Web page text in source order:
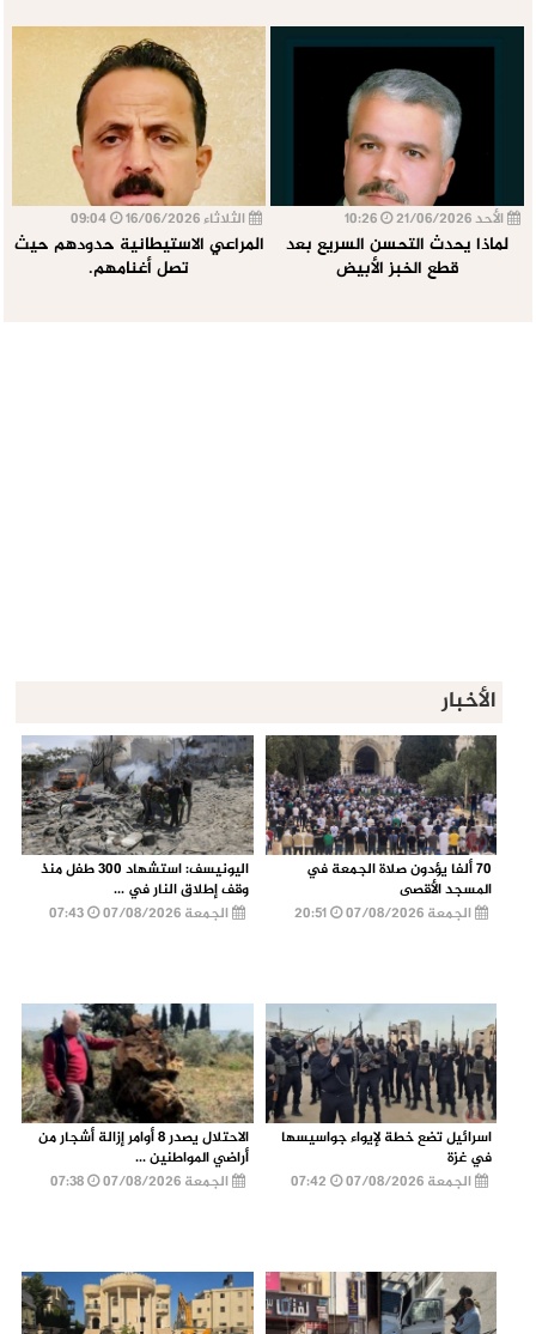
الأحد 21/06/2026
لماذا يحدث التحسن السريع بعد
قطع الخبز الأبيض
الثلاثاء 16/06/2026
المراعي الاستيطانية حدودهم حيث
تصل أغنامهم.
الأخبار
70 ألفا يؤدون صلاة الجمعة في
المسجد الأقصى
الجمعة 07/08/2026
اليونيسف: استشهاد 300 طفل منذ
وقف إطلاق النار في ...
الجمعة 07/08/2026
07:43
اسرائيل تضع خطة لإيواء جواسيسها
في غزة
الجمعة 07/08/2026
الاحتلال يصدر 8 أوامر إزالة أشجار من
أراضي المواطنين ...
الجمعة 07/08/2026
07:38